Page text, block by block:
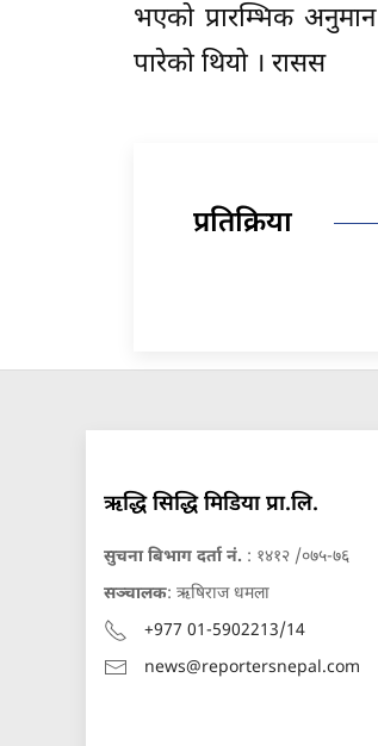
भएको प्रारम्भिक
पारेको थियो । रासस
प्रतिक्रिया
ऋद्धि सिद्धि मिडिया प्रा.लि.
सुचना बिभाग दर्ता नं. : १४१२ /०७५-७६
सञ्चालक: ऋषिराज धमला
+977 01-5902213/14
news@reportersnepal.com